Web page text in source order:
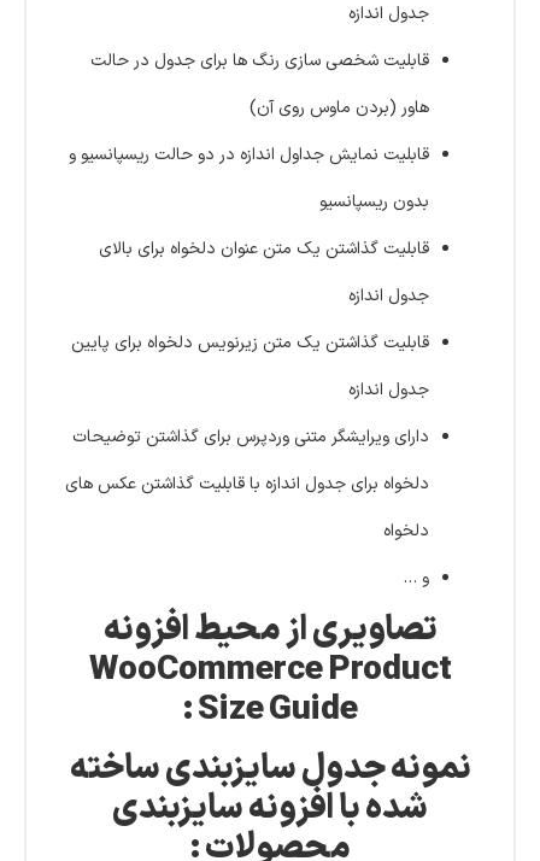
جدول اندازه
قابلیت شخصی سازی رنگ ها برای جدول در حالت
هاور (بردن ماوس روی آن)
قابلیت نمایش جداول اندازه در دو حالت ریسپانسیو و
بدون ریسپانسیو
قابلیت گذاشتن یک متن عنوان دلخواه برای بالای
جدول اندازه
قابلیت گذاشتن یک متن زیرنویس دلخواه برای پایین
جدول اندازه
دارای ویرایشگر متنی وردپرس برای گذاشتن توضیحات
دلخواه برای جدول اندازه با قابلیت گذاشتن عکس های
دلخواه
و …
تصاویری از محیط افزونه
WooCommerce Product
Size Guide :
نمونه جدول سایزبندی ساخته
شده با افزونه سایزبندی
محصولات :